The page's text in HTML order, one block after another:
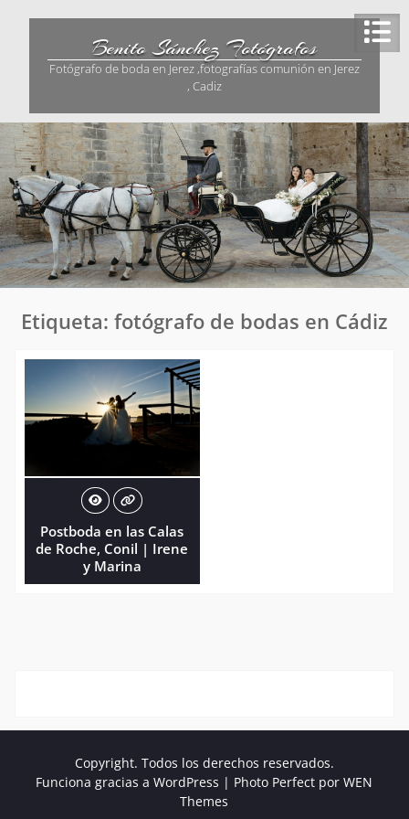
Benito Sánchez Fotógrafos
Fotógrafo de boda en Jerez ,fotografías comunión en Jerez
, Cadiz
Etiqueta: fotógrafo de bodas en Cádiz
Postboda en las Calas
de Roche, Conil | Irene
y Marina
Copyright. Todos los derechos reservados.
Funciona gracias a WordPress | Photo Perfect porWEN
Themes